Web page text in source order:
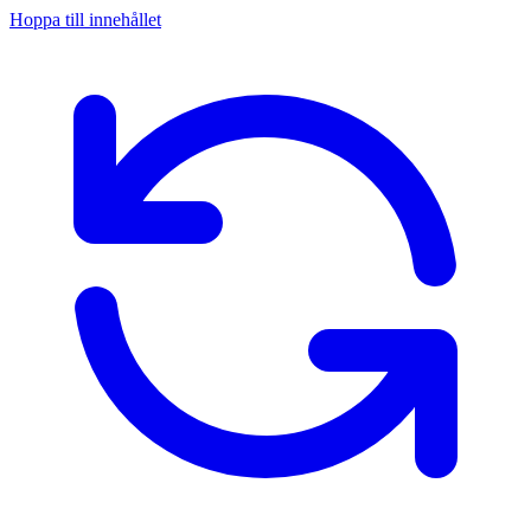
Hoppa till innehållet